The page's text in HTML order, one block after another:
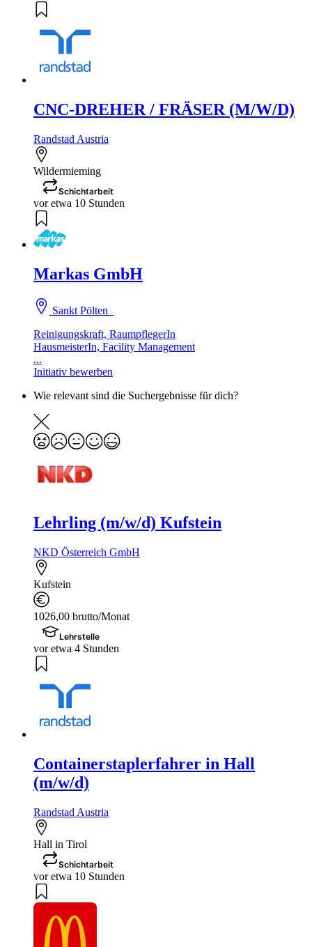
CNC-DREHER / FRÄSER (M/W/D)
Randstad Austria
Wildermieming
Schichtarbeit
vor etwa 10 Stunden
Markas GmbH
Sankt Pölten
Reinigungskraft, RaumpflegerIn
HausmeisterIn, Facility Management
...
Initiativ bewerben
Wie relevant sind die Suchergebnisse für dich?
Lehrling (m/w/d) Kufstein
NKD Österreich GmbH
Kufstein
1026,00 brutto/Monat
Lehrstelle
vor etwa 4 Stunden
Containerstaplerfahrer in Hall
(m/w/d)
Randstad Austria
Hall in Tirol
Schichtarbeit
vor etwa 10 Stunden